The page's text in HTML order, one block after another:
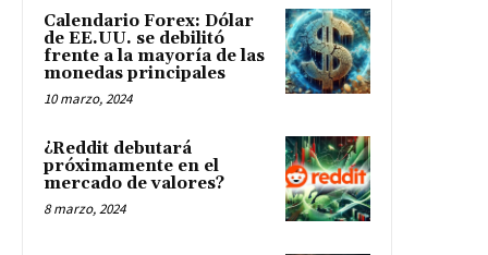
Calendario Forex: Dólar
de EE.UU. se debilitó
frente a la mayoría de las
monedas principales
10 marzo, 2024
¿Reddit debutará
próximamente en el
mercado de valores?
8 marzo, 2024